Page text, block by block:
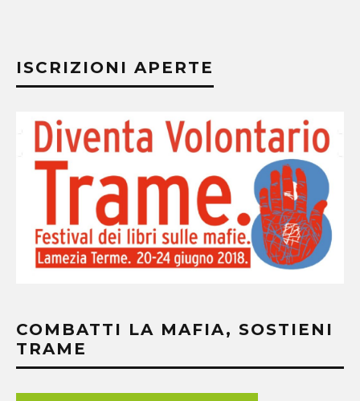
ISCRIZIONI APERTE
COMBATTI LA MAFIA, SOSTIENI
TRAME